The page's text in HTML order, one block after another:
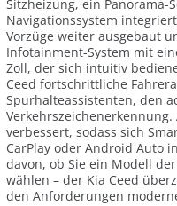
Sitzheizung, ein Panorama-
Navigationssystem
Vorzüge weiter ausgebaut
Infotainment-System mit
Zoll, der sich intuitiv
Ceed fortschrittliche
Spurhalteassistenten, den
verbessert, sodass sich
CarPlay oder Android Auto
davon, ob Sie ein Modell
wählen – der Kia Ceed
den Anforderungen